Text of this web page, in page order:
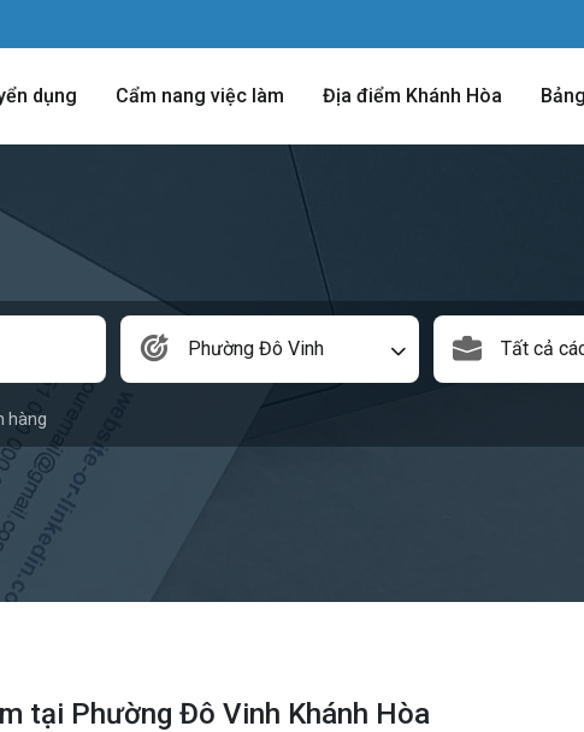
dụng Cẩm nang việc làm Địa điểm Khánh Hòa
Phường Đô Vinh Tất cả
hàng
tại Phường Đô Vinh Khánh Hòa